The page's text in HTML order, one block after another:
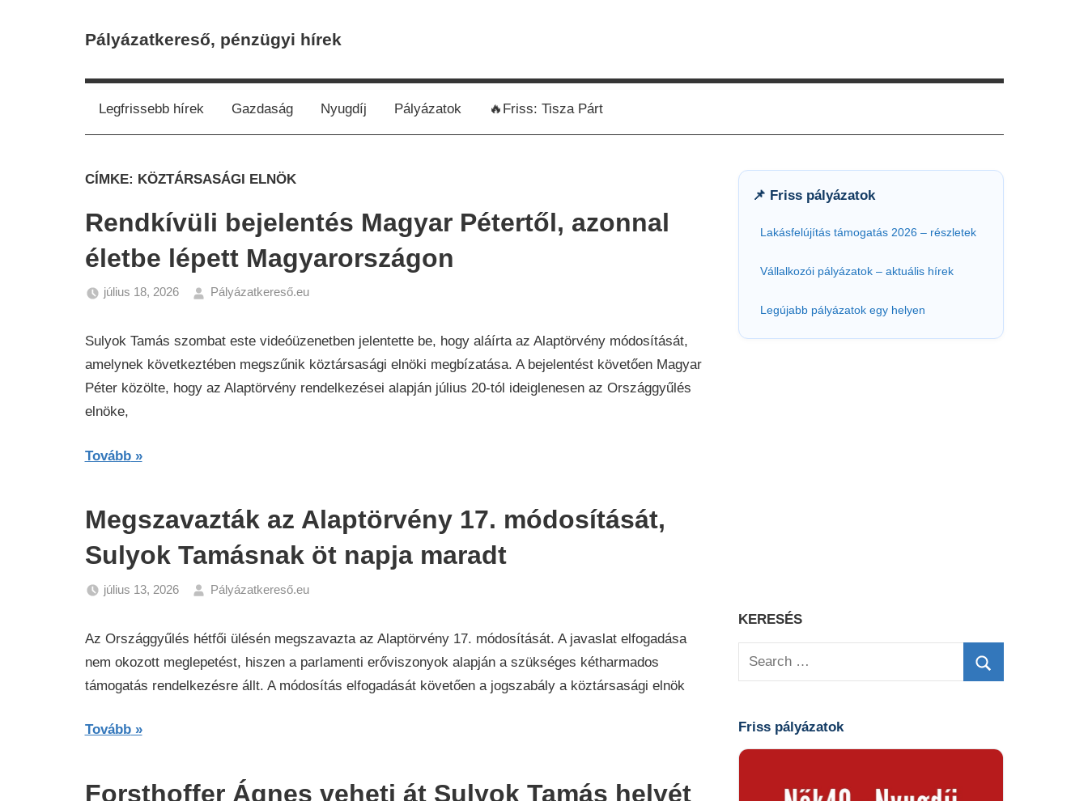
Pályázatkereső, pénzügyi hírek
Legfrissebb hírek Gazdaság Nyugdíj Pályázatok 🔥Friss: Tisza Párt
CÍMKE: KÖZTÁRSASÁGI ELNÖK
Rendkívüli bejelentés Magyar Pétertől, azonnal
életbe lépett Magyarországon
július 18, 2026
Pályázatkereső.eu
Sulyok Tamás szombat este videóüzenetben jelentette be, hogy aláírta az Alaptörvény módosítását,
amelynek következtében megszűnik köztársasági elnöki megbízatása. A bejelentést követően Magyar
Péter közölte, hogy az Alaptörvény rendelkezései alapján július 20-tól ideiglenesen az Országgyűlés
elnöke,
Tovább
Megszavazták az Alaptörvény 17. módosítását,
Sulyok Tamásnak öt napja maradt
július 13, 2026
Pályázatkereső.eu
Az Országgyűlés hétfői ülésén megszavazta az Alaptörvény 17. módosítását. A javaslat elfogadása
nem okozott meglepetést, hiszen a parlamenti erőviszonyok alapján a szükséges kétharmados
támogatás rendelkezésre állt. A módosítás elfogadását követően a jogszabály a köztársasági elnök
Tovább
Forsthoffer Ágnes veheti át Sulyok Tamás helyét
📌 Friss pályázatok
Lakásfelújítás támogatás 2026 – részletek
Vállalkozói pályázatok – aktuális hírek
Legújabb pályázatok egy helyen
KERESÉS
Search
Friss pályázatok